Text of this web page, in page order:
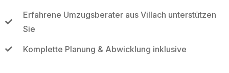
Erfahrene Umzugsberater aus Villach unterstützen
Sie
Komplette Planung & Abwicklung inklusive